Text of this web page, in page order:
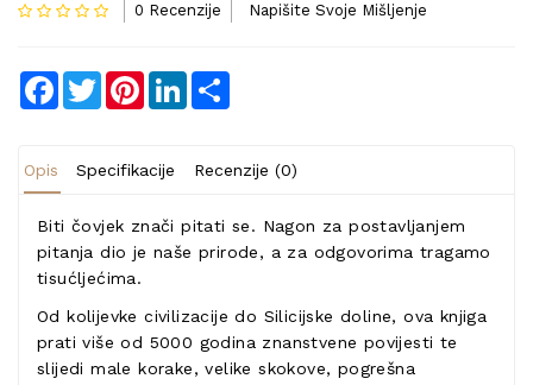
0 Recenzije Napišite Svoje Mišljenje
Facebook
TwitterPinterestLinkedIn
Opis Specifikacije Recenzije (0)
Biti čovjek znači pitati se. Nagon za postavljanjem
pitanja dio je naše prirode, a za odgovorima tragamo
tisućljećima.
Od kolijevke civilizacije do Silicijske doline, ova knjiga
prati više od 5000 godina znanstvene povijesti te
slijedi male korake, velike skokove, pogrešna